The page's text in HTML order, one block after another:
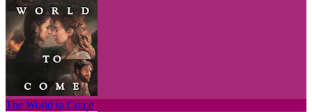
The World to Come